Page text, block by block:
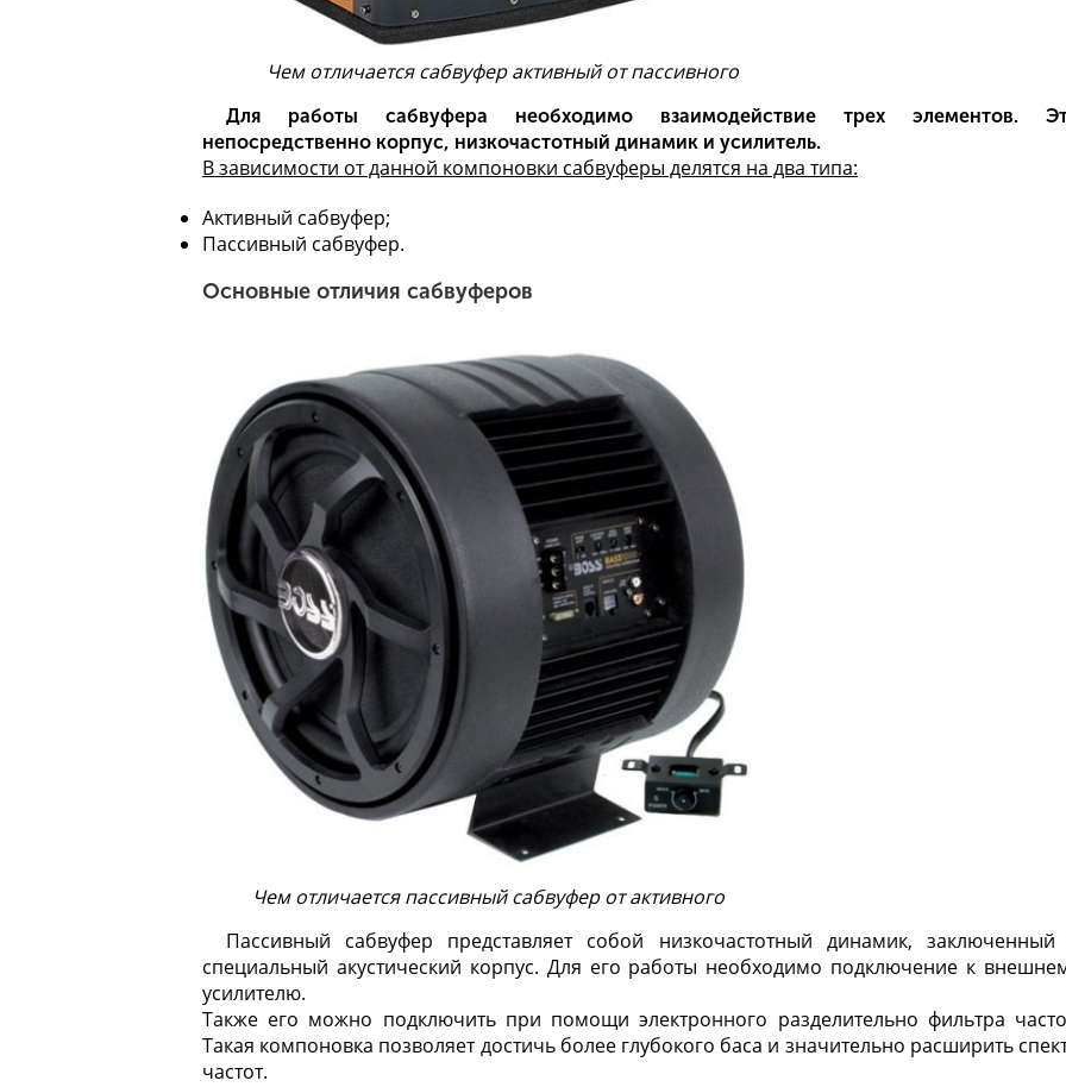
Чем отличается сабвуфер активный от пассивного
Для работы сабвуфера необходимо взаимодействие трех элементов.
непосредственно корпус, низкочастотный динамик и усилитель.
В зависимости от данной компоновки сабвуферы делятся на два типа:
Активный сабвуфер;
Пассивный сабвуфер.
Основные отличия сабвуферов
Чем отличается пассивный сабвуфер от активного
Пассивный сабвуфер представляет собой низкочастотный динамик,
специальный акустический корпус. Для его работы необходимо подключение к
усилителю.
Также его можно подключить при помощи электронного разделительно фильтра
Такая компоновка позволяет достичь более глубокого баса и значительно расширить
частот.